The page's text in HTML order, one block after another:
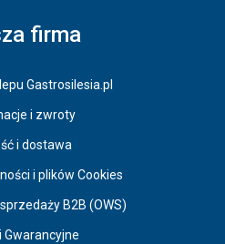
firma
Gastrosilesia.pl
i zwroty
i dostawa
i plików Cookies
B2B (OWS)
Gwarancyjne